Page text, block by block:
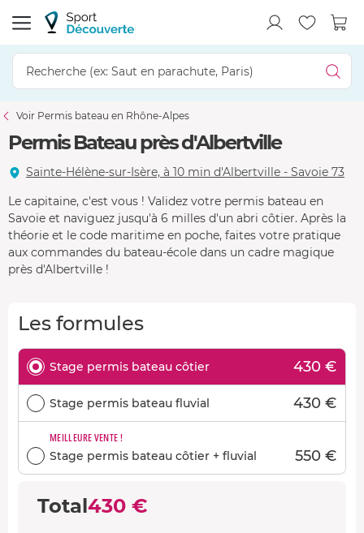
Voir Permis bateau en Rhône-Alpes
Permis Bateau près d'Albertville
Sainte-Hélène-sur-Isère, à 10 min d'Albertville - Savoie 73
Le capitaine, c'est vous ! Validez votre permis bateau en
Savoie et naviguez jusqu'à 6 milles d'un abri côtier. Après la
théorie et le code maritime en poche, faites votre pratique
aux commandes du bateau-école dans un cadre magique
près d'Albertville !
Les formules
Stage permis bateau côtier 430 €
Stage permis bateau fluvial 430 €
MEILLEURE VENTE !
Stage permis bateau côtier + fluvial 550 €
Total430 €